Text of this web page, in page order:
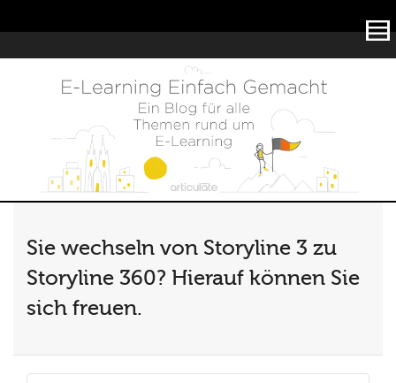
Sie wechseln von Storyline 3 zu
Storyline 360? Hierauf können Sie
sich freuen.